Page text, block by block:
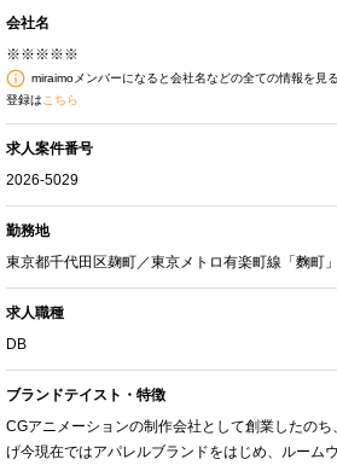
会社名
※※※※※
miraimoメンバーになると会社名などの全ての情報を見
登録は こちら
求人案件番号
2026-5029
勤務地
東京都千代田区麹町／東京メトロ有楽町線「麴
求人職種
DB
ブランドテイスト・特徴
CGアニメーションの制作会社として創業したの
げ今現在ではアパレルブランドをはじめ、ルーム